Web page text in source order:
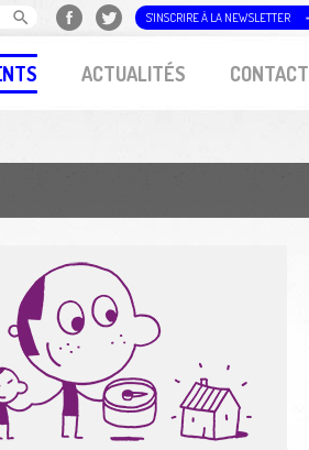
ACTUALITÉS CONTACT
S'INSCRIRE À LA NEWSLETTER